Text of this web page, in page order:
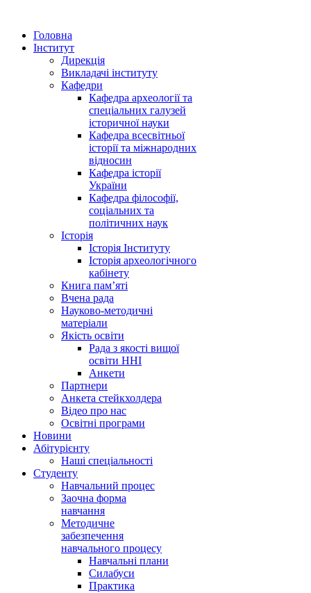
Головна
Інститут
Дирекція
Викладачі інституту
Кафедри
Кафедра археології та
спеціальних галузей
історичної науки
Кафедра всесвітньої
історії та міжнародних
відносин
Кафедра історії
України
Кафедра філософії,
соціальних та
політичних наук
Історія
Історія Інституту
Історія археологічного
кабінету
Книга памʼяті
Вчена рада
Науково-методичні
матеріали
Якість освіти
Рада з якості вищої
освіти ННІ
Анкети
Партнери
Анкета стейкхолдера
Відео про нас
Освітні програми
Hовини
Абітурієнту
Наші спеціальності
Студенту
Навчальний процес
Заочна форма
навчання
Методичне
забезпечення
навчального процесу
Навчальні плани
Силабуси
Практика